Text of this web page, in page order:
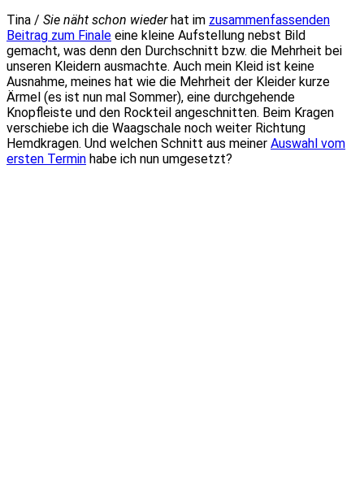
Tina / Sie näht schon wiederhat im zusammenfassenden
Beitrag zum Finale eine kleine Aufstellung nebst Bild
gemacht, was denn den Durchschnitt bzw. die Mehrheit bei
unseren Kleidern ausmachte. Auch mein Kleid ist keine
Ausnahme, meines hat wie die Mehrheit der Kleider kurze
Ärmel (es ist nun mal Sommer), eine durchgehende
Knopfleiste und den Rockteil angeschnitten. Beim Kragen
verschiebe ich die Waagschale noch weiter Richtung
Hemdkragen. Und welchen Schnitt aus meiner Auswahl vom
ersten Termin habe ich nun umgesetzt?